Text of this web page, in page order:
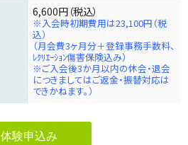
6,600円（税込）
※入会時初期費用は23,100円（税
込）
（月会費3ヶ月分＋登録事務手数料、
ﾚｸﾘｴｰｼｮﾝ傷害保険込み）
※ご入会後3か月以内の休会・退会
につきましてはご返金・振替対応は
できかねます。）
体験申込み